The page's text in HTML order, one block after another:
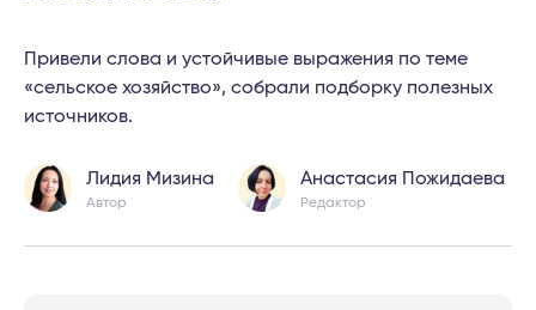
Привели слова и устойчивые выражения по теме
«сельское хозяйство», собрали подборку полезных
источников.
Лидия Мизина
Автор
Анастасия Пожидаева
Редактор